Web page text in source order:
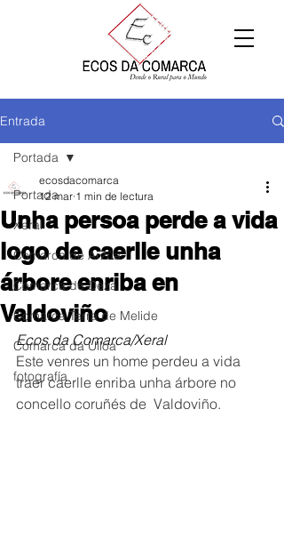
Entrada
Portada
Xeral
Comarca de Arzúa
Comarca de Deza
Comarca Terra de Melide
Comarca da Ulloa
fotografía
Portada
Unha persoa perde a vida
logo de caerlle unha
árbore enriba en
Valdoviño
ecosdacomarca
12 mar 1 min de lectura
Ecos da Comarca/Xeral
Este venres un home perdeu a vida
traer caerlle enriba unha árbore no
concello coruñés de  Valdoviño.